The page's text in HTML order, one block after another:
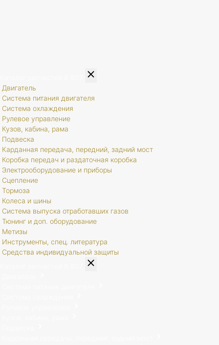
Двигатель
Система питания двигателя
Система охлаждения
Рулевое управление
Кузов, кабина, рама
Подвеска
Карданная передача, передний, задний мост
Коробка передач и раздаточная коробка
Электрооборудование и приборы
Сцепление
Тормоза
Колеса и шины
Система выпуска отработавших газов
Тюнинг и доп. оборудование
Метизы
Инструменты, спец. литература
Средства индивидуальной защиты